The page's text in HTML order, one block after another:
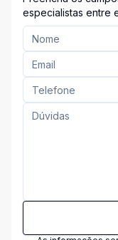
especialistas entre